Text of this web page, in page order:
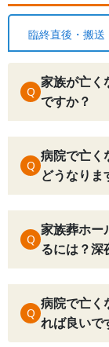
臨終直後・搬送
Q
家族が亡く
ですか？
Q
病院で亡く
どうなりま
Q
家族葬ホー
るには？深
Q
病院で亡く
れば良いで